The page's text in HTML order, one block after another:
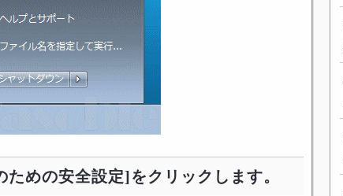
めの安全設定]をクリックします。